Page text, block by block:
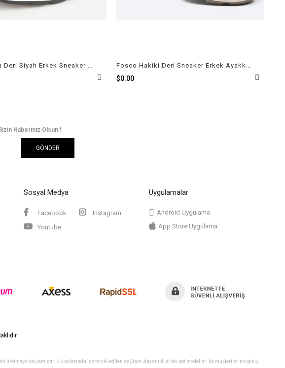
Fosco Rugan Deri Siyah Erkek Sneaker Ayakkabı 2515 430 888 Fosco Hakiki Deri Sneaker Erkek Ayakkabı Taba 3218 686
$0.00
Haberiniz Olsun !
GÖNDER
Sosyal Medya
Facebook
Instagram
Youtube
Uygulamalar
Android Uygulama
App Store Uygulama
başlamıştır. Kış aylarında ise tercih edilen sağlam, dayanıklı erkek bot modelleri ile müşterilerine geniş